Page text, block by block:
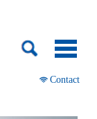
Aller
Contact